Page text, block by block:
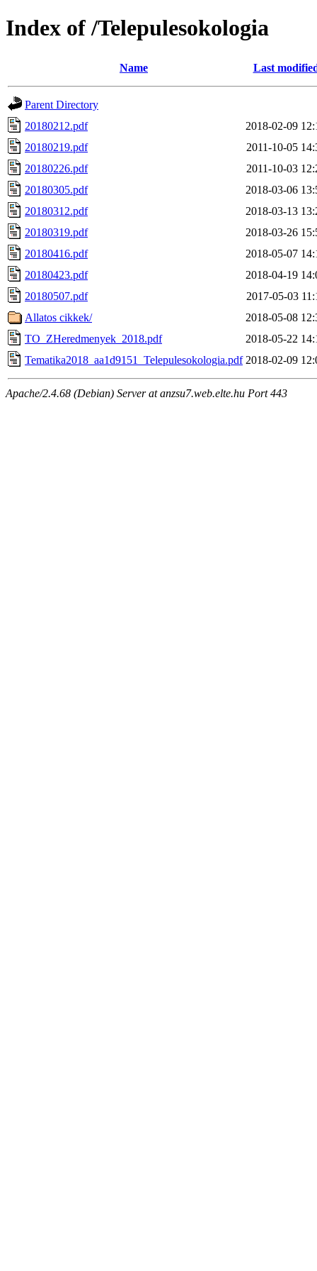
Index of /Telepulesokologia
Name Last
Parent Directory
20180212.pdf
2018-02-09
20180219.pdf
2011-10-05
20180226.pdf
2011-10-03
20180305.pdf
2018-03-06
20180312.pdf
2018-03-13
20180319.pdf
2018-03-26
20180416.pdf
2018-05-07
20180423.pdf
2018-04-19
20180507.pdf
2017-05-03
Allatos cikkek/
2018-05-08
TO_ZHeredmenyek_2018.pdf
2018-05-22
Tematika2018_aa1d9151_Telepulesokologia.pdf 2018-02-09
Apache/2.4.68 (Debian) Server at anzsu7.web.elte.hu Port 443